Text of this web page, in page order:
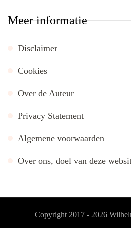
Meer informatie
Disclaimer
Cookies
Over de Auteur
Privacy Statement
Algemene voorwaarden
Over ons, doel van deze
Copyright 2017 - 2026